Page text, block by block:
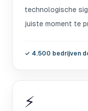
technologische
juiste moment te
✓ 4.500 bedrijven
⚡